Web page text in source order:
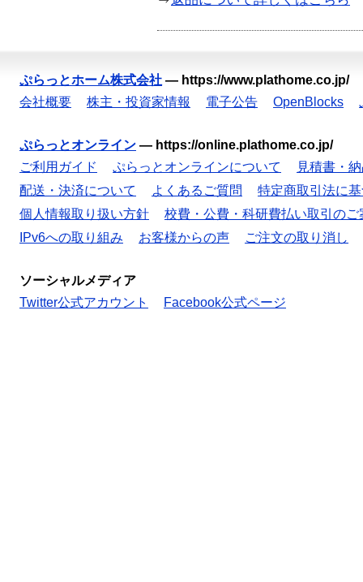
ぷらっとホーム株式会社 — https://www.plathome.co.jp/
会社概要
株主・投資家情報 電子公告 OpenBlocks
ぷらっとオンライン — https://online.plathome.co.jp/
ご利用ガイド
ぷらっとオンラインについて
見積書・
配送・決済について
よくあるご質問
特定商取引法に
個人情報取り扱い方針
校費・公費・科研費払い取引のご
IPv6への取り組み
お客様からの声 ご注文の取り消し
ソーシャルメディア
Twitter公式アカウント
Facebook公式ページ